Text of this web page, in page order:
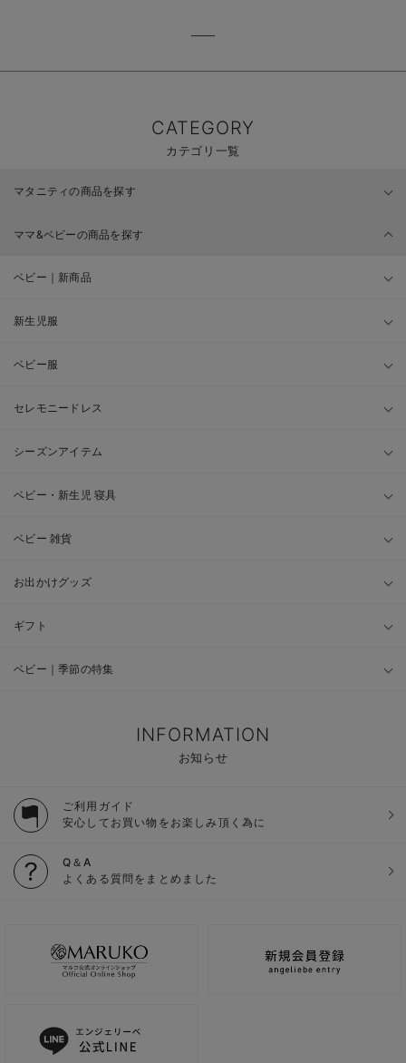
CATEGORY
カテゴリ一覧
マタニティの商品を探す
ママ&ベビーの商品を探す
ベビー｜新商品
新生児服
ベビー服
セレモニードレス
シーズンアイテム
ベビー・新生児 寝具
ベビー 雑貨
お出かけグッズ
ギフト
ベビー｜季節の特集
INFORMATION
お知らせ
ご利用ガイド
安心してお買い物をお楽しみ頂く為に
Q＆A
よくある質問をまとめました